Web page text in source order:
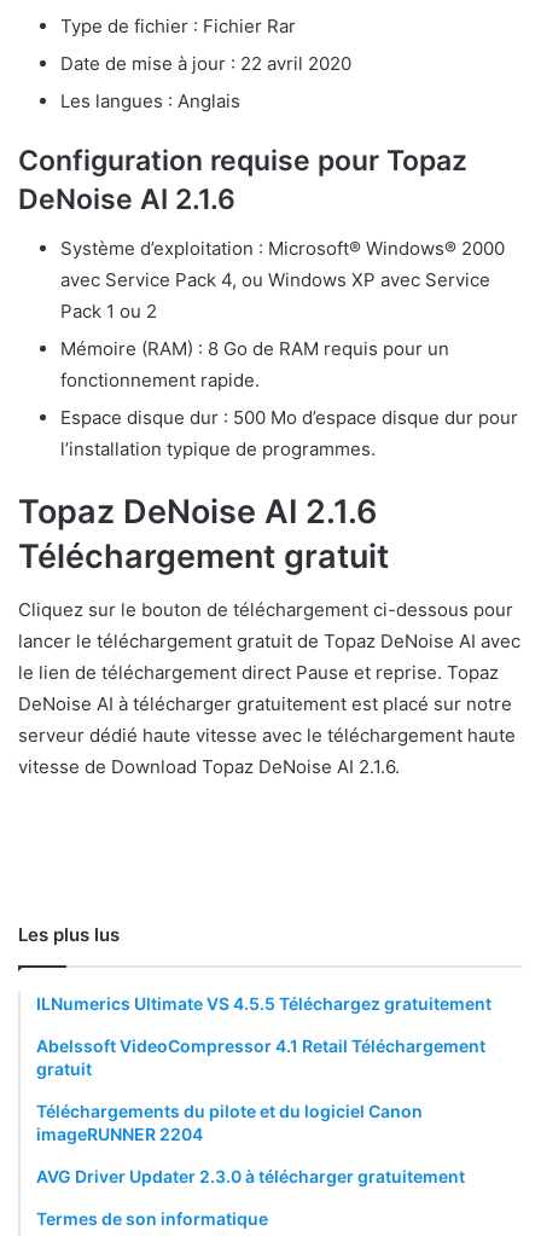
Type de fichier : Fichier Rar
Date de mise à jour : 22 avril 2020
Les langues : Anglais
Configuration requise pour Topaz
DeNoise AI 2.1.6
Système d’exploitation : Microsoft® Windows® 2000
avec Service Pack 4, ou Windows XP avec Service
Pack 1 ou 2
Mémoire (RAM) : 8 Go de RAM requis pour un
fonctionnement rapide.
Espace disque dur : 500 Mo d’espace disque dur pour
l’installation typique de programmes.
Topaz DeNoise AI 2.1.6
Téléchargement gratuit
Cliquez sur le bouton de téléchargement ci-dessous pour
lancer le téléchargement gratuit de Topaz DeNoise AI avec
le lien de téléchargement direct Pause et reprise. Topaz
DeNoise AI à télécharger gratuitement est placé sur notre
serveur dédié haute vitesse avec le téléchargement haute
vitesse de Download Topaz DeNoise AI 2.1.6.
Les plus lus
ILNumerics Ultimate VS 4.5.5 Téléchargez gratuitement
Abelssoft VideoCompressor 4.1 Retail Téléchargement
gratuit
Téléchargements du pilote et du logiciel Canon
imageRUNNER 2204
AVG Driver Updater 2.3.0 à télécharger gratuitement
Termes de son informatique